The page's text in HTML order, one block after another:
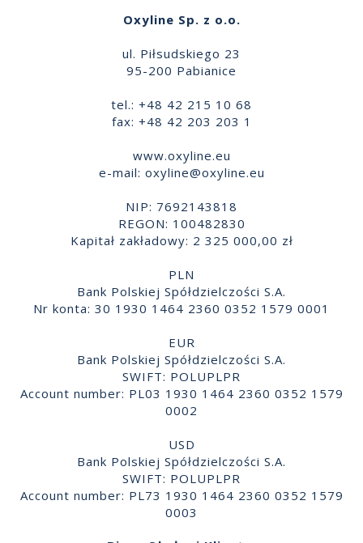
Oxyline Sp. z o.o.
ul. Piłsudskiego 23
95-200 Pabianice
tel.: +48 42 215 10 68
fax: +48 42 203 203 1
www.oxyline.eu
e-mail: oxyline@oxyline.eu
NIP: 7692143818
REGON: 100482830
Kapitał zakładowy: 2 325 000,00 zł
PLN
Bank Polskiej Spółdzielczości S.A.
Nr konta: 30 1930 1464 2360 0352 1579 0001
EUR
Bank Polskiej Spółdzielczości S.A.
SWIFT: POLUPLPR
Account number: PL03 1930 1464 2360 0352 1579
0002
USD
Bank Polskiej Spółdzielczości S.A.
SWIFT: POLUPLPR
Account number: PL73 1930 1464 2360 0352 1579
0003